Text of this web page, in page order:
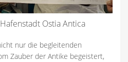
Ostia Antica
nur die begleitenden
Zauber der Antike begeistert,